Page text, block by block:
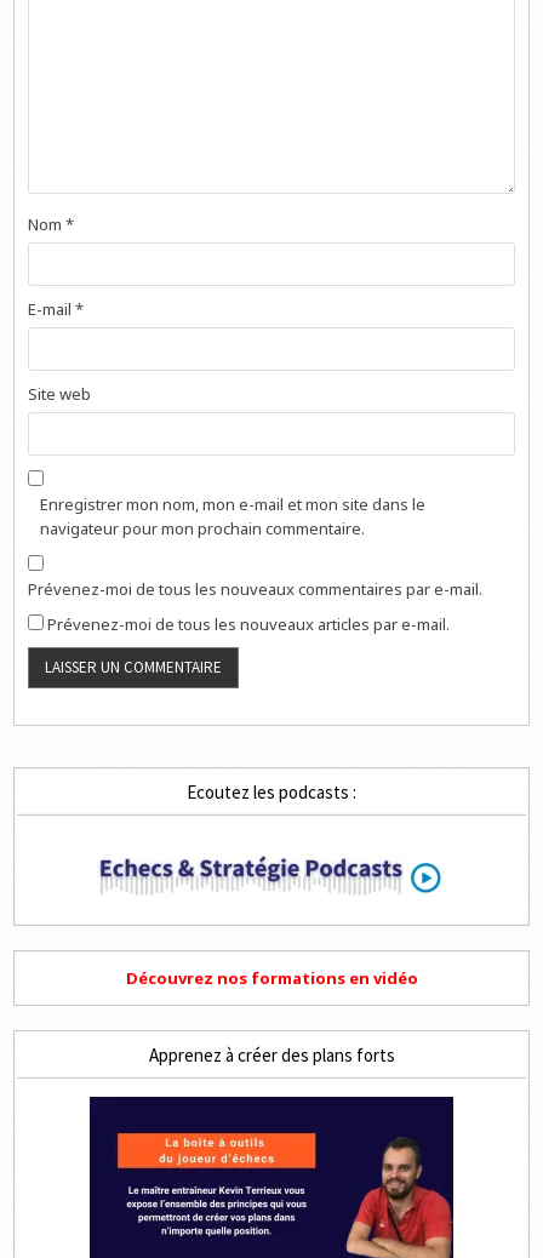
Nom*
E-mail*
Site web
Enregistrer mon nom, mon e-mail et mon site dans le
navigateur pour mon prochain commentaire.
Prévenez-moi de tous les nouveaux commentaires par e-mail.
Prévenez-moi de tous les nouveaux articles par e-mail.
Ecoutez les podcasts :
Découvrez nos formations en vidéo
Apprenez à créer des plans forts